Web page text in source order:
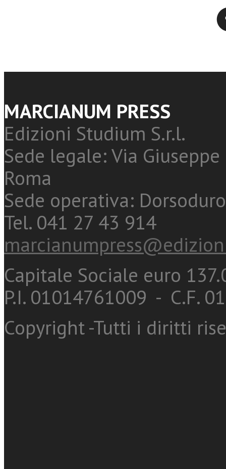
MARCIANUM PRESS
Edizioni Studium S.r.l.
Sede legale: Via
Roma
Sede operativa:
Tel. 041 27 43 914
Capitale Sociale euro
P.I. 01014761009 - C.F.
Copyright -Tutti i diritti